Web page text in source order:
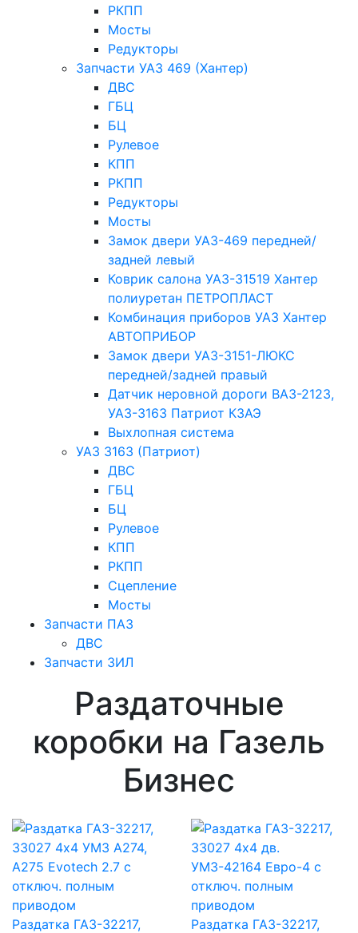
РКПП
Мосты
Редукторы
Запчасти УАЗ 469 (Хантер)
ДВС
ГБЦ
БЦ
Рулевое
КПП
РКПП
Редукторы
Мосты
Замок двери УАЗ-469 передней/
задней левый
Коврик салона УАЗ-31519 Хантер
полиуретан ПЕТРОПЛАСТ
Комбинация приборов УАЗ Хантер
АВТОПРИБОР
Замок двери УАЗ-3151-ЛЮКС
передней/задней правый
Датчик неровной дороги ВАЗ-2123,
УАЗ-3163 Патриот КЗАЭ
Выхлопная система
УАЗ 3163 (Патриот)
ДВС
ГБЦ
БЦ
Рулевое
КПП
РКПП
Сцепление
Мосты
Запчасти ПАЗ
ДВС
Запчасти ЗИЛ
Раздаточные
коробки на Газель
Бизнес
Раздатка ГАЗ-32217,
Раздатка ГАЗ-32217,